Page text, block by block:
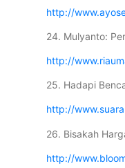
http://
24. Mulyanto:
http://
25. Hadapi
http://
26. Bisakah
http://